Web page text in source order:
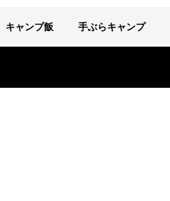
キャンプ飯 手ぶらキャンプ